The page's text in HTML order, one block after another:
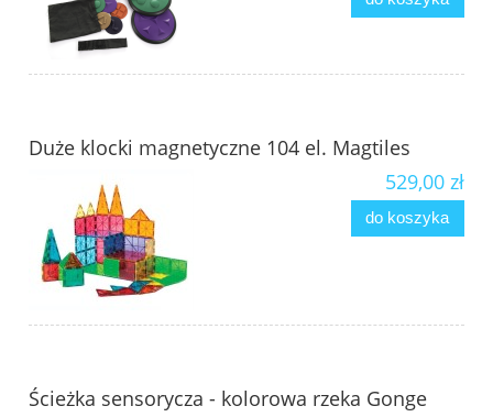
Duże klocki magnetyczne 104 el. Magtiles
529,00 zł
do koszyka
Ścieżka sensorycza - kolorowa rzeka Gonge